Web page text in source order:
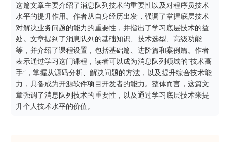
这篇文章主要介绍了消息队列技术的重要性以及对程序员技术
水平的提升作用。作者从自身经历出发，强调了掌握底层技术
对解决业务问题的能力的重要性，并指出了学习底层技术的益
处。文章提到了消息队列的基础知识、技术选型、高级功能
等，并介绍了课程设置，包括基础篇、进阶篇和案例篇。作者
表示通过学习这门课程，读者可以成为消息队列领域的“技术高
手”，掌握从源码分析、解决问题的方法，以及提升综合技术能
力，具备成为开源软件项目开发者的能力。整体而言，这篇文
章强调了消息队列技术的重要性，以及通过学习底层技术来提
升个人技术水平的价值。